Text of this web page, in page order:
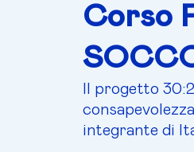
Corso
Il progetto
integrante di